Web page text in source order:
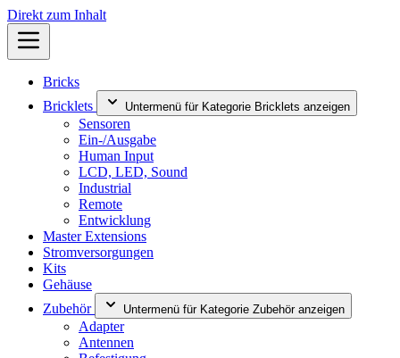
Direkt zum Inhalt
Bricks
Bricklets
Untermenü für Kategorie Bricklets anzeigen
Sensoren
Ein-/Ausgabe
Human Input
LCD, LED, Sound
Industrial
Remote
Entwicklung
Master Extensions
Stromversorgungen
Kits
Gehäuse
Zubehör
Untermenü für Kategorie Zubehör anzeigen
Adapter
Antennen